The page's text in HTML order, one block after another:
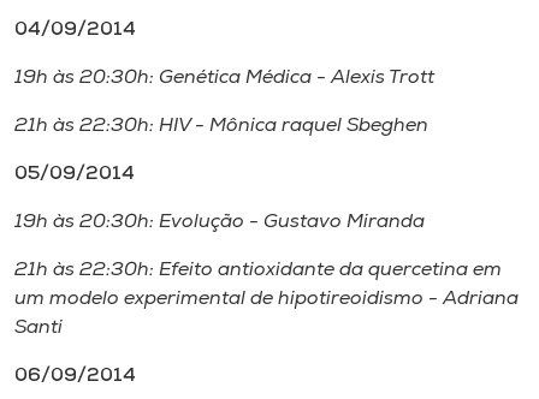
04/09/2014
19h às 20:30h: Genética Médica - Alexis Trott
21h às 22:30h: HIV - Mônica raquel Sbeghen
05/09/2014
19h às 20:30h: Evolução - Gustavo Miranda
21h às 22:30h: Efeito antioxidante da quercetina em
um modelo experimental de hipotireoidismo - Adriana
Santi
06/09/2014